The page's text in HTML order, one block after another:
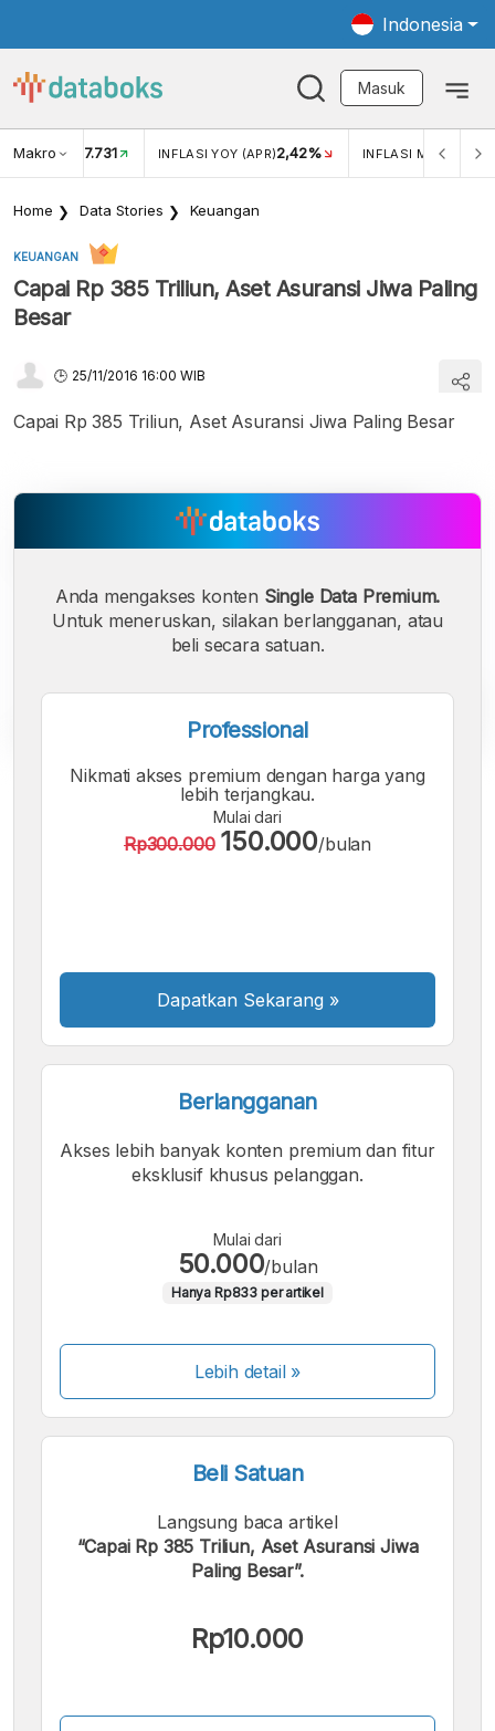
Indonesia
Masuk
Makro
USD/IDR 17.731 INFLASI YOY (APR)2,42% INFLASI MOM (APR)
Home Data Stories Keuangan
KEUANGAN
Capai Rp 385 Triliun, Aset Asuransi Jiwa Paling
Besar
25/11/2016 16:00 WIB
Capai Rp 385 Triliun, Aset Asuransi Jiwa Paling Besar
A
Kecil
A
Font
Sedang
Font
Anda mengakses konten Single Data Premium.
Untuk meneruskan, silakan berlangganan, atau
beli secara satuan.
Professional
Nikmati akses premium dengan harga yang
lebih terjangkau.
Mulai dari
Rp300.000 150.000/bulan
Dapatkan Sekarang »
Berlangganan
Akses lebih banyak konten premium dan fitur
eksklusif khusus pelanggan.
Mulai dari
50.000/bulan
Hanya Rp833 per artikel
Lebih detail »
Beli Satuan
Langsung baca artikel
“Capai Rp 385 Triliun, Aset Asuransi Jiwa
Paling Besar”.
Rp10.000
Kami menerima pembayaran berikut: